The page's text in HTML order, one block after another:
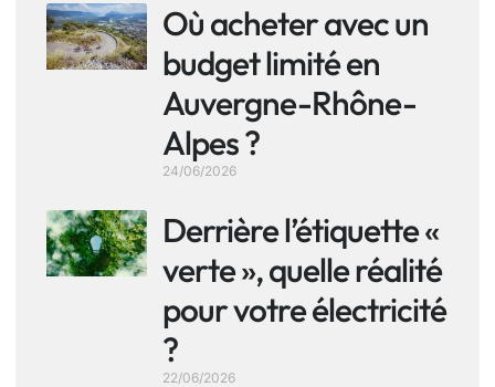
Où acheter avec un
budget limité en
Auvergne-Rhône-
Alpes ?
24/06/2026
Derrière l’étiquette «
verte », quelle réalité
pour votre électricité
?
22/06/2026